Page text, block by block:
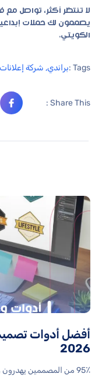
لا تنتظر أكثر، تواصل مع
يصممون لك حملات
الكويتي.
Tags : براندي, شركة
Share This :
أفضل أدوات
2026
95٪ من المصممين